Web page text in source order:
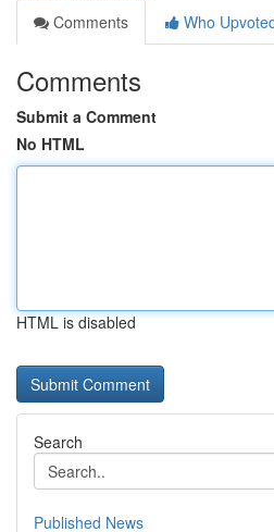
Comments
Who
Comments
Submit a Comment
No HTML
HTML is disabled
Search
Published News